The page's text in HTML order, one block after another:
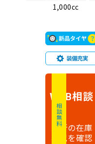
1,000cc
相談無料
WEB相談
最新の在庫
状況を確認